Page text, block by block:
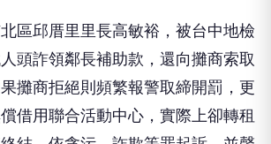
區邱厝里里長高敏裕，被台中地檢
頭詐領鄰長補助款，還向攤商索取
攤商拒絕則頻繁報警取締開罰，更
借用聯合活動中心，實際上卻轉租